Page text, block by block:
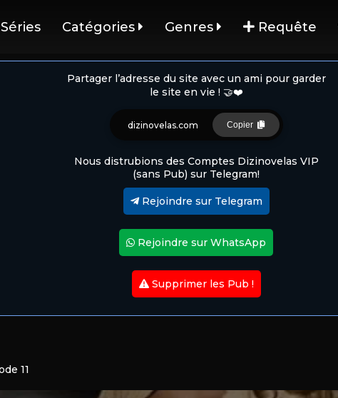
Séries Catégories Genres Requête
Partager l’adresse du site avec un ami pour garder
le site en vie ! 🤝❤️
dizinovelas.com Copier
Nous distrubions des Comptes Dizinovelas VIP
(sans Pub) sur Telegram!
Rejoindre sur Telegram
Rejoindre sur WhatsApp
Supprimer les Pub !
11